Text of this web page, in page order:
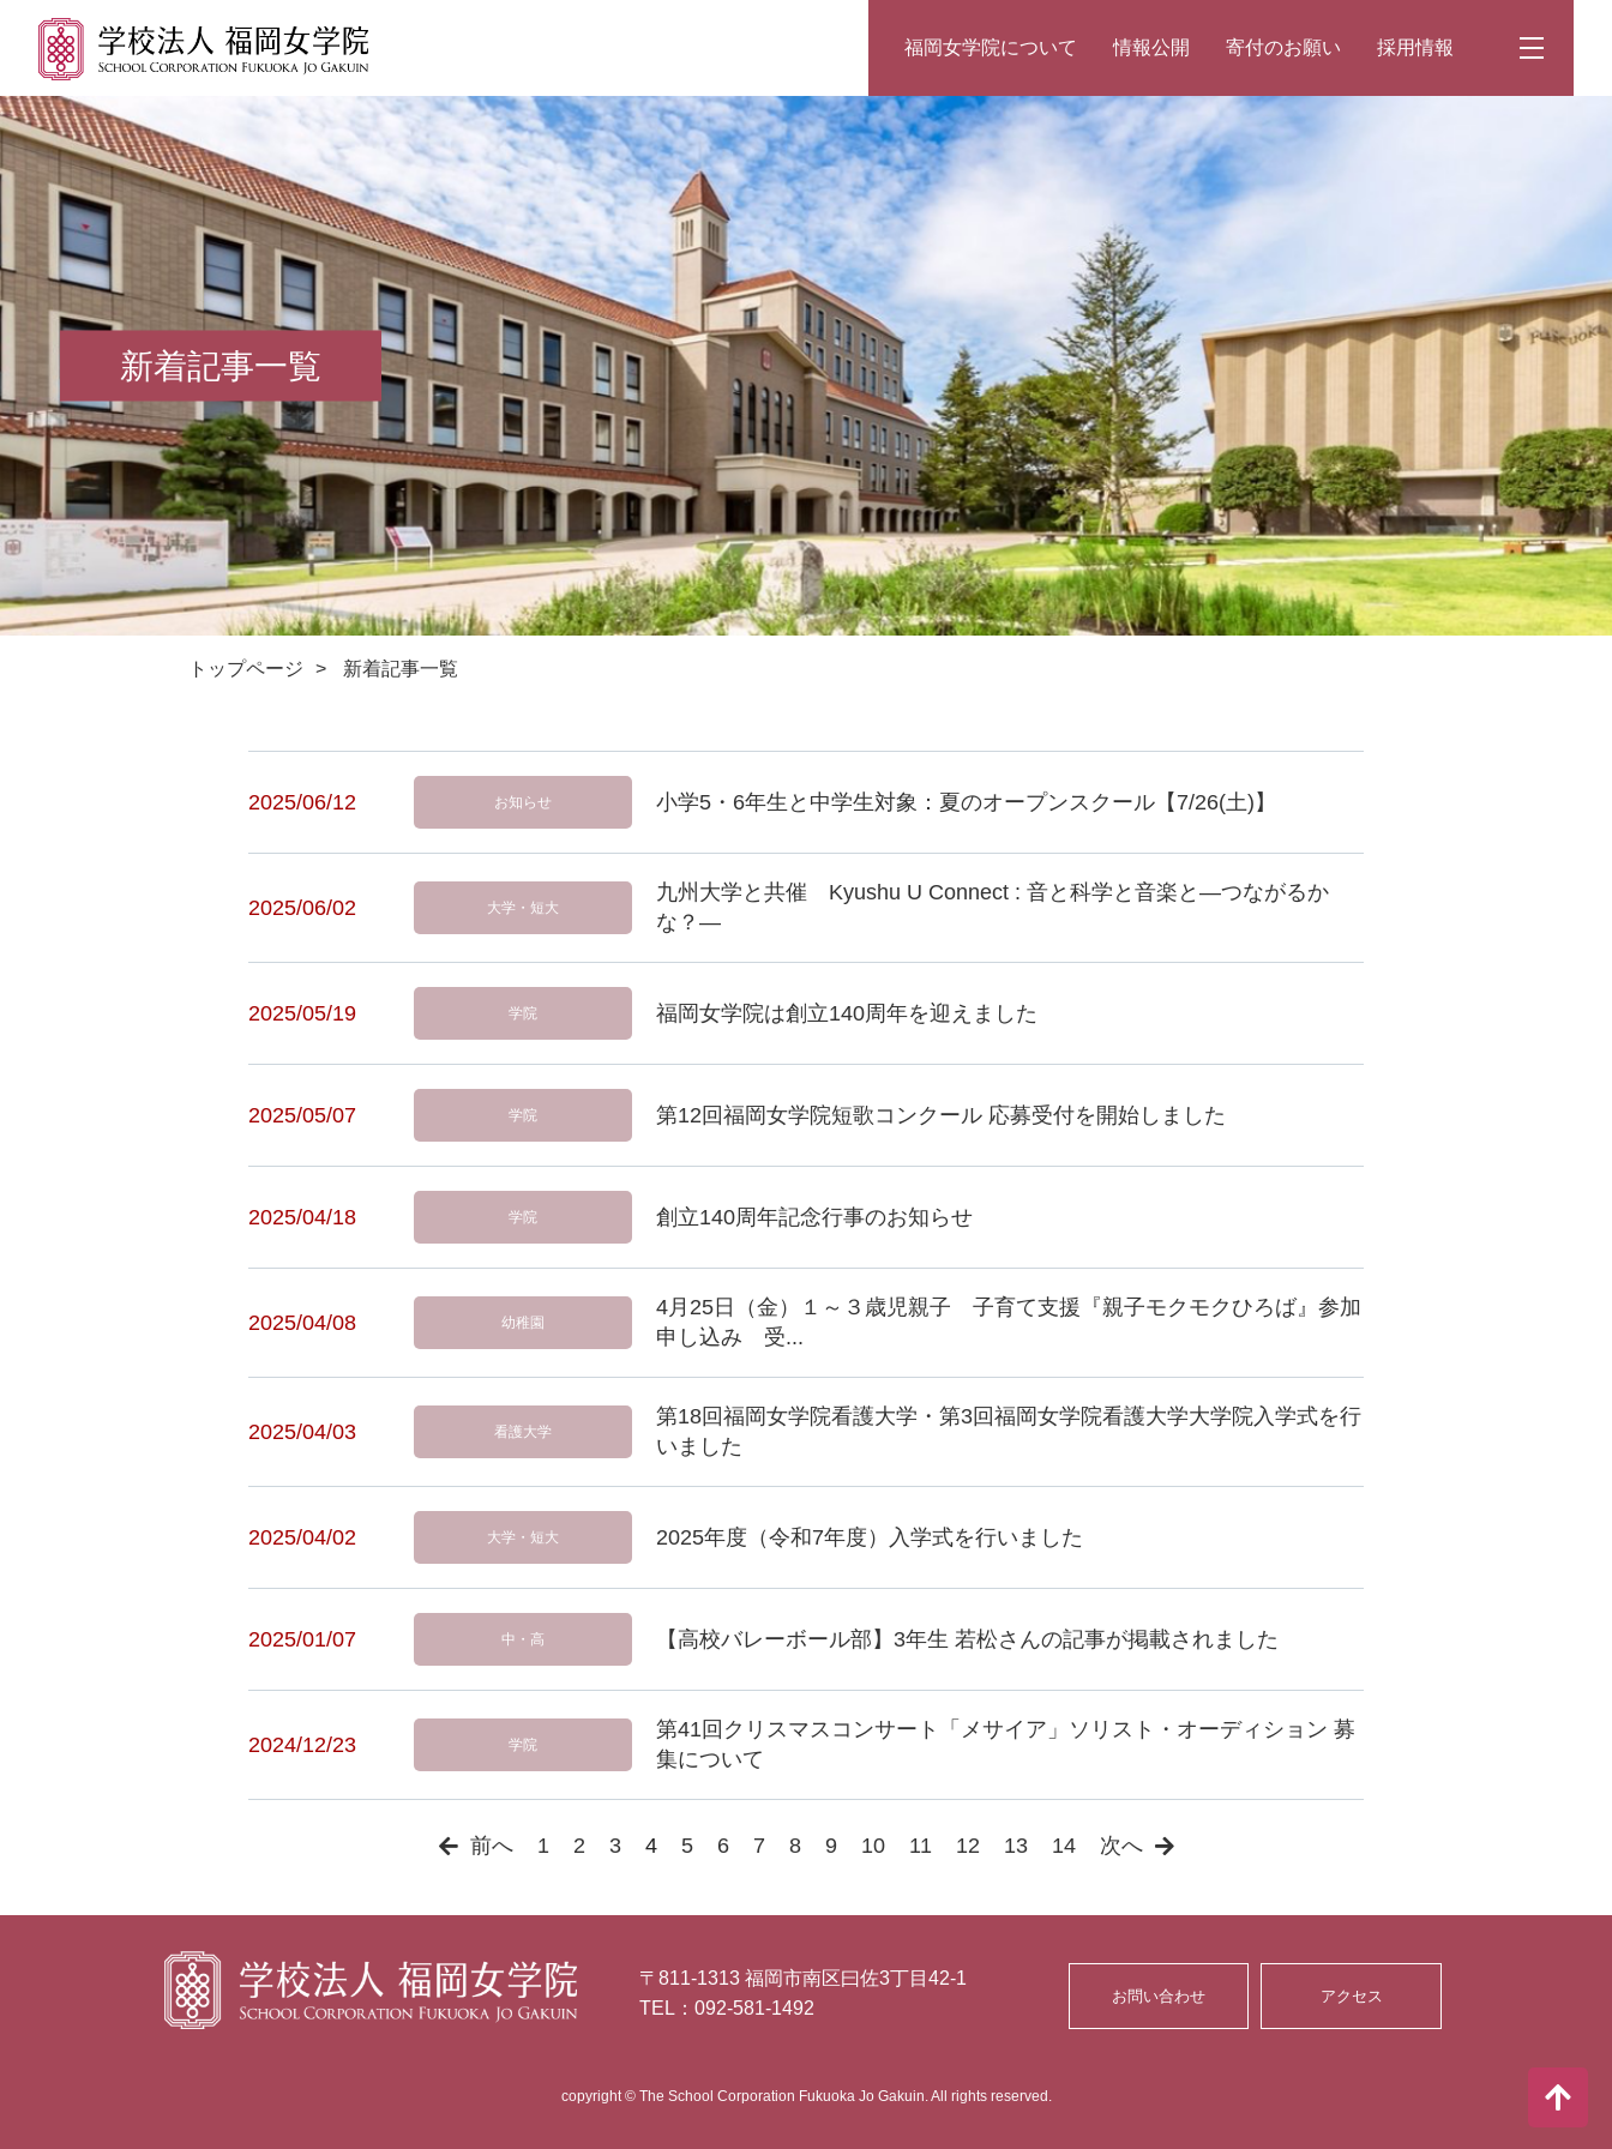
福岡女学院について 情報公開 寄付のお願い 採用情報
新着記事一覧
トップページ > 新着記事一覧
2025/06/12 お知らせ 小学5・6年生と中学生対象：夏のオープンスクール【7/26(土)】
2025/06/02 大学・短大
九州大学と共催 Kyushu U Connect : 音と科学と音楽と―つながるか
な？―
2025/05/19 学院 福岡女学院は創立140周年を迎えました
2025/05/07 学院 第12回福岡女学院短歌コンクール 応募受付を開始しました
2025/04/18 学院 創立140周年記念行事のお知らせ
2025/04/08 幼稚園
4月25日（金）１～３歳児親子 子育て支援『親子モクモクひろば』参加
申し込み 受...
2025/04/03 看護大学
第18回福岡女学院看護大学・第3回福岡女学院看護大学大学院入学式を行
いました
2025/04/02 大学・短大 2025年度（令和7年度）入学式を行いました
2025/01/07 中・高 【高校バレーボール部】3年生 若松さんの記事が掲載されました
2024/12/23 学院
第41回クリスマスコンサート「メサイア」ソリスト・オーディション 募
集について
前へ 1 2 3 4 5 6 7 8 9 10 11 12 13 14 次へ
〒811-1313 福岡市南区曰佐3丁目42-1
TEL：092-581-1492
お問い合わせ アクセス
copyright © The School Corporation Fukuoka Jo Gakuin. All rights reserved.